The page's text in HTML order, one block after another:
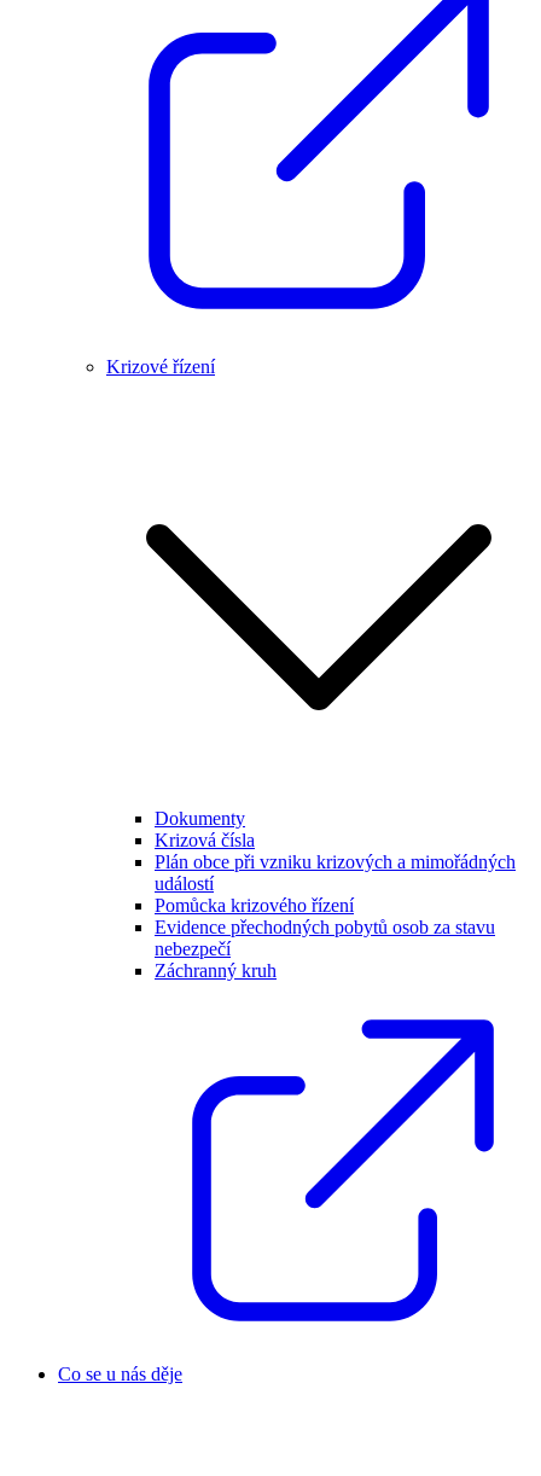
Krizové řízení
Dokumenty
Krizová čísla
Plán obce při vzniku krizových a mimořádných
událostí
Pomůcka krizového řízení
Evidence přechodných pobytů osob za stavu
nebezpečí
Záchranný kruh
Co se u nás děje